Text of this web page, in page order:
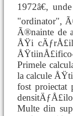
1972â€,
"ordinator",
Ã®nainte de
ÅŸi
Primele
la calcule
fost
Multe din